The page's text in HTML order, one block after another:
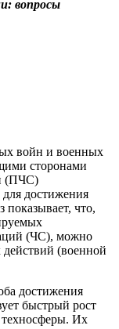
вопросы
войн и военных
сторонами
(ПЧС)
для достижения
показывает, что,
(ЧС), можно
действий (военной
достижения
быстрый рост
Их